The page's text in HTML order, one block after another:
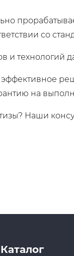
со
и технологий
на
Наши
Каталог